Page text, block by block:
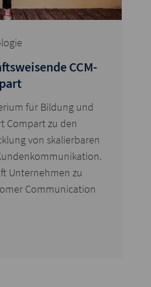
CCM-
für Bildung und
Compart zu den
von skalierbaren
Unternehmen zu
Communication